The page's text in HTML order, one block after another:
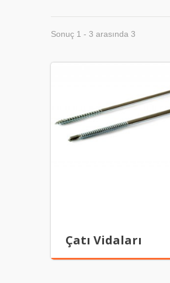
Sonuç 1 - 3 arasında 3
Çatı Vidaları